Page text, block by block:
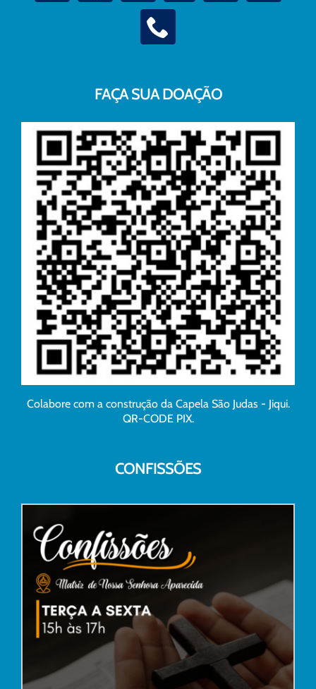
FAÇA SUA DOAÇÃO
Colabore com a construção da Capela São Judas - Jiqui.
QR-CODE PIX.
CONFISSÕES